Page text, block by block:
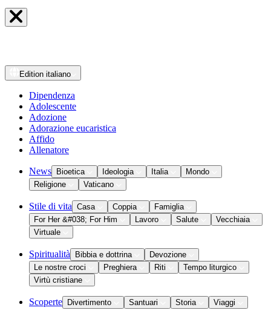
Edition italiano
Dipendenza
Adolescente
Adozione
Adorazione eucaristica
Affido
Allenatore
News Bioetica Ideologia Italia
Mondo
Religione
Vaticano
Stile di vita Casa Coppia
Famiglia
For Her &#038; For Him
Lavoro Salute
Vecchiaia
Virtuale
Spiritualità Bibbia e dottrina
Devozione
Le nostre croci
Preghiera Riti
Tempo liturgico
Virtù cristiane
Scoperte Divertimento Santuari Storia Viaggi